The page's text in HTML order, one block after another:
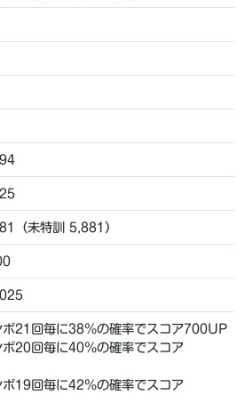
（未特訓 5,881）
ボ21回毎に38％の確率でスコア700UP
ボ20回毎に40％の確率でスコア
ボ19回毎に42％の確率でスコア